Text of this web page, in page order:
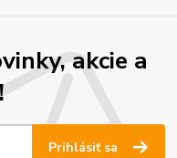
akcie a
Prihlásiť sa